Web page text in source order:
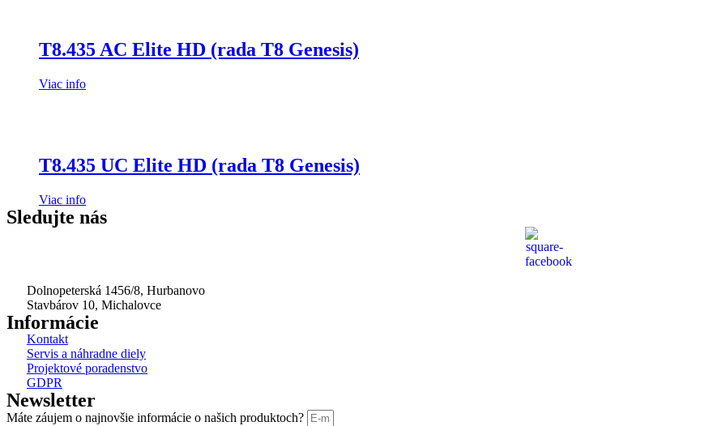
T8.435 AC Elite HD (rada T8 Genesis)
Viac info
T8.435 UC Elite HD (rada T8 Genesis)
Viac info
Sledujte nás
Dolnopeterská 1456/8, Hurbanovo
Stavbárov 10, Michalovce
Informácie
Kontakt
Servis a náhradne diely
Projektové poradenstvo
GDPR
Newsletter
Máte záujem o najnovšie informácie o našich produktoch?